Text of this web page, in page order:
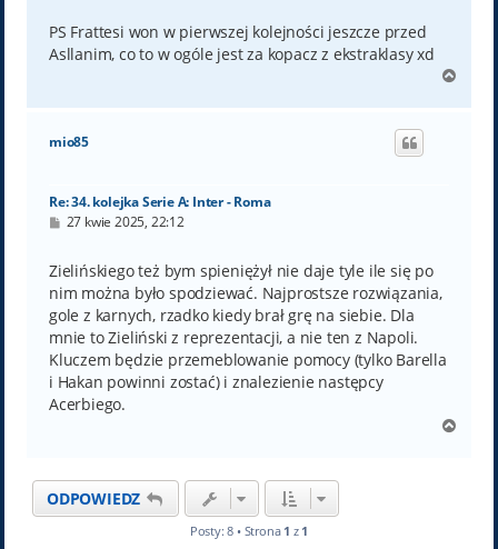
PS Frattesi won w pierwszej kolejności jeszcze przed
Asllanim, co to w ogóle jest za kopacz z ekstraklasy xd
g
mio85
Re: 34. kolejka Serie A: Inter - Roma
P
t
27 kwie 2025, 22:12
Zielińskiego też bym spieniężył nie daje tyle ile się po
nim można było spodziewać. Najprostsze rozwiązania,
gole z karnych, rzadko kiedy brał grę na siebie. Dla
mnie to Zieliński z reprezentacji, a nie ten z Napoli.
Kluczem będzie przemeblowanie pomocy (tylko Barella
i Hakan powinni zostać) i znalezienie następcy
Acerbiego.
ODPOWIEDZ
Posty: 8 • Strona 1 z 1